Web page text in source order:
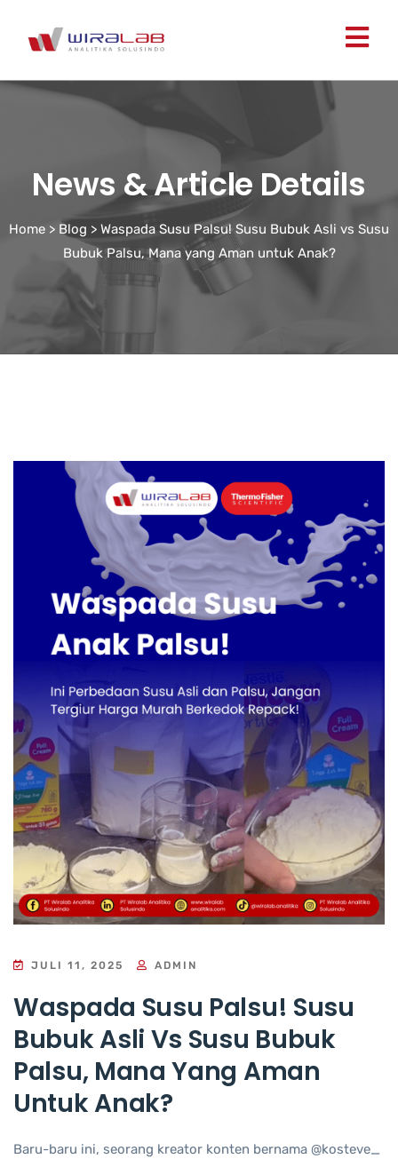
News & Article Details
Home > Blog > Waspada Susu Palsu! Susu Bubuk Asli vs Susu
Bubuk Palsu, Mana yang Aman untuk Anak?
JULI 11, 2025 ADMIN
Waspada Susu Palsu! Susu
Bubuk Asli Vs Susu Bubuk
Palsu, Mana Yang Aman
Untuk Anak?
Baru-baru ini, seorang kreator konten bernama @kosteve_